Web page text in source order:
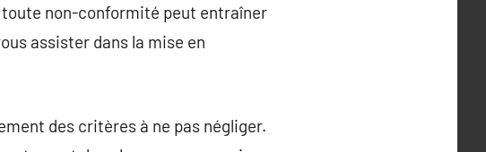
non-conformité peut entraîner
assister dans la mise en
des critères à ne pas négliger.